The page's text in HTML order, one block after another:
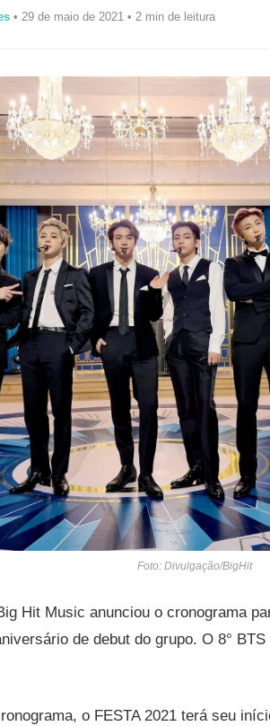
• 29 de maio de 2021 • 2 min de leitura
Foto: Divulgação/BigHit
Hit Music anunciou o cronograma
de debut do grupo. O 8°
o FESTA 2021 terá seu